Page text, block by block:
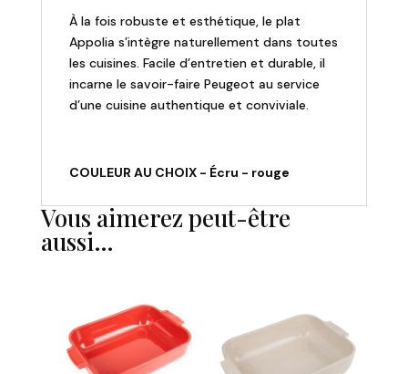
À la fois robuste et esthétique, le plat
Appolia s’intègre naturellement dans toutes
les cuisines. Facile d’entretien et durable, il
incarne le savoir-faire Peugeot au service
d’une cuisine authentique et conviviale.
COULEUR AU CHOIX - Écru - rouge
Vous aimerez peut-être
aussi…